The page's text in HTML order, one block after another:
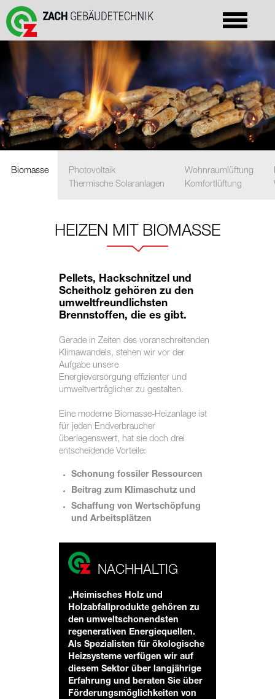
Biomasse
Photovoltaik
Thermische Solaranlagen
Wohnraumlüftung
Komfortlüftung
HEIZEN MIT BIOMASSE
Pellets, Hackschnitzel und
Scheitholz gehören zu den
umweltfreundlichsten
Brennstoffen, die es gibt.
Gerade in Zeiten des voranschreitenden
Klimawandels, stehen wir vor der
Aufgabe unsere
Energieversorgung effizienter und
umweltverträglicher zu gestalten.
Eine moderne Biomasse-Heizanlage ist
für jeden Endverbraucher
überlegenswert, hat sie doch drei
entscheidende Vorteile:
Schonung fossiler Ressourcen
Beitrag zum Klimaschutz und
Schaffung von Wertschöpfung
und Arbeitsplätzen
NACHHALTIG
„Heimisches Holz und
Holzabfallprodukte gehören zu
den umweltschonendsten
regenerativen Energiequellen.
Als Spezialisten für ökologische
Heizsysteme verfügen wir auf
diesem Sektor über langjährige
Erfahrung und beraten Sie über
Förderungsmöglichkeiten von